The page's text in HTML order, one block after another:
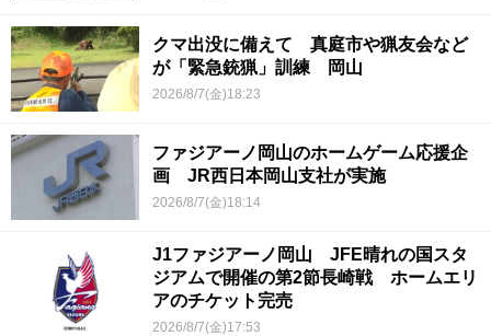
クマ出没に備えて 真庭市や猟友会など
が「緊急銃猟」訓練 岡山
2026/8/7(金)18:23
ファジアーノ岡山のホームゲーム応援企
画 JR西日本岡山支社が実施
2026/8/7(金)18:14
J1ファジアーノ岡山 JFE晴れの国スタ
ジアムで開催の第2節長崎戦 ホームエリ
アのチケット完売
2026/8/7(金)17:53